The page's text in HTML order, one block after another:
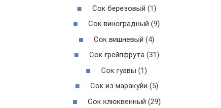
Сок березовый (1)
Сок виноградный (9)
Сок вишневый (4)
Сок грейпфрута (31)
Сок гуавы (1)
Сок из маракуйи (5)
Сок клюквенный (29)